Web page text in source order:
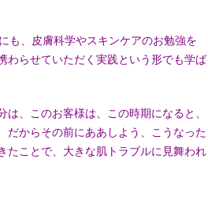
も、皮膚科学やスキンケアのお勉強を
わらせていただく実践という形でも学ば
、このお客様は、この時期になると、
だからその前にああしよう、こうなった
たことで、大きな肌トラブルに見舞われ